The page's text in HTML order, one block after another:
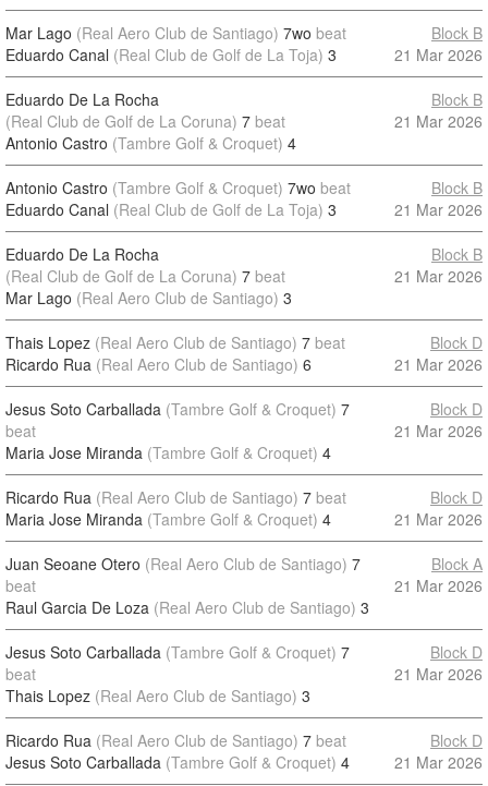
Mar Lago (Real Aero Club de Santiago) 7wo beat
Eduardo Canal (Real Club de Golf de La Toja) 3
Block B
21 Mar 2026
Eduardo De La Rocha
(Real Club de Golf de La Coruna) 7 beat
Antonio Castro (Tambre Golf & Croquet) 4
Block B
21 Mar 2026
Antonio Castro (Tambre Golf & Croquet) 7wo beat
Eduardo Canal (Real Club de Golf de La Toja) 3
Block B
21 Mar 2026
Eduardo De La Rocha
(Real Club de Golf de La Coruna) 7 beat
Mar Lago (Real Aero Club de Santiago) 3
Block B
21 Mar 2026
Thais Lopez (Real Aero Club de Santiago) 7 beat
Ricardo Rua (Real Aero Club de Santiago) 6
Block D
21 Mar 2026
Jesus Soto Carballada (Tambre Golf & Croquet) 7
beat
Maria Jose Miranda (Tambre Golf & Croquet) 4
Block D
21 Mar 2026
Ricardo Rua (Real Aero Club de Santiago) 7 beat
Maria Jose Miranda (Tambre Golf & Croquet) 4
Block D
21 Mar 2026
Juan Seoane Otero (Real Aero Club de Santiago) 7
beat
Raul Garcia De Loza (Real Aero Club de Santiago) 3
Block A
21 Mar 2026
Jesus Soto Carballada (Tambre Golf & Croquet) 7
beat
Thais Lopez (Real Aero Club de Santiago) 3
Block D
21 Mar 2026
Ricardo Rua (Real Aero Club de Santiago) 7 beat
Jesus Soto Carballada (Tambre Golf & Croquet) 4
Block D
21 Mar 2026